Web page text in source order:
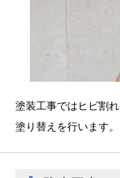
塗装工事ではヒビ割
塗り替えを行います。